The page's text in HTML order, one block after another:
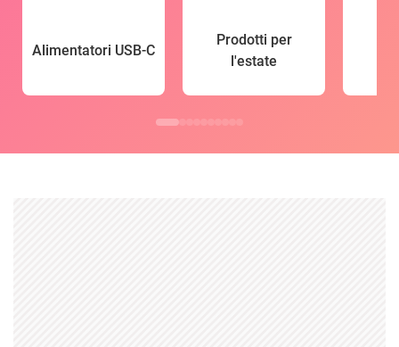
Alimentatori USB-C
Prodotti per
l'estate